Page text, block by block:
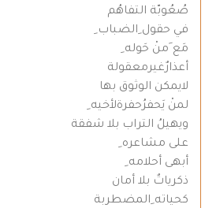
صُعُوبّة التفاهُم
في حقول ِالضباب ِ
مَع َمنْ حَوله ِ
أعذارٌغيرمعقولة
لايمكن الوثوق بها
لمنْ يَحفرُحفرةلأخيه ِ
ويهيلُ التراب بلا شفقة
على مشاعره ِ
أبهى أحلامه ِ
ذكرياتٌ بلا أمان
كحياته ِالمضطربة